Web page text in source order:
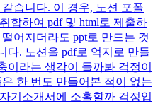
습니다. 이 경우, 노션 포폴
합하여 pdf 및 html로 제출하
어지더라도 ppt로 만드는 것
다. 노션을 pdf로 억지로 만들
이라는 생각이 들까봐 걱정이
한 번도 만들어본 적이 없는
기소개서에 소홀할까 걱정입